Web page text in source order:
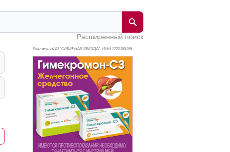
Расширенный поиск
Реклама. НАО "СЕВЕРНАЯ ЗВЕЗДА", ИНН 7720185196